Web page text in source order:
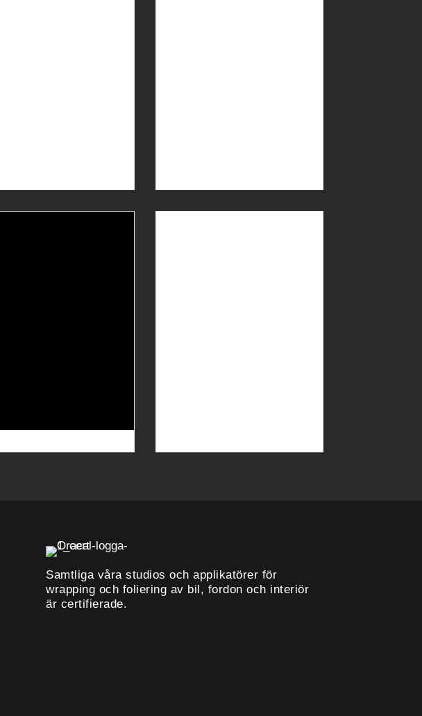
Samtliga våra studios och applikatörer för
wrapping och foliering av bil, fordon och interiör
är certifierade.